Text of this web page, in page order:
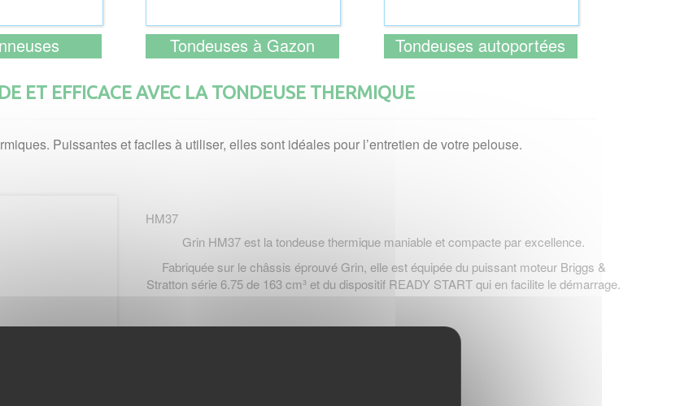
Tondeuses à Gazon Tondeuses autoportées
ET EFFICACE AVEC LA TONDEUSE THERMIQUE
Puissantes et faciles à utiliser, elles sont idéales pour l’entretien de votre pelouse.
HM37
Grin HM37 est la tondeuse thermique maniable et compacte par excellence.
Fabriquée sur le châssis éprouvé Grin, elle est équipée du puissant moteur Briggs &
Stratton série 6.75 de 163 cm³ et du dispositif READY START qui en facilite le démarrage.